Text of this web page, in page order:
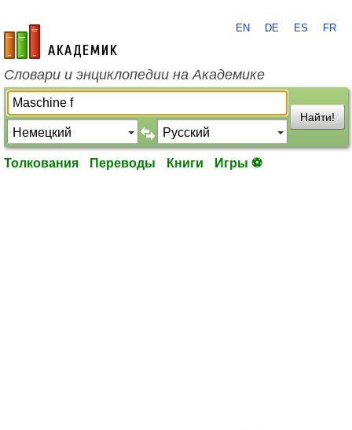
academic.ru
EN DE ES FR
Словари и энциклопедии на Академике
Найти!
Толкования Переводы Книги Игры ⚽